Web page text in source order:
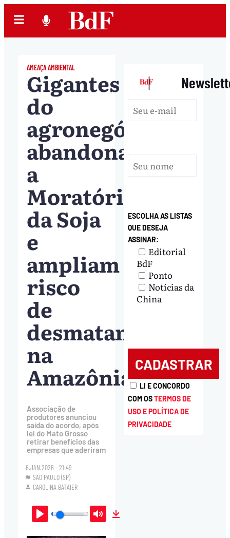
AMEAÇA AMBIENTAL
Gigantes
do
agronegócio
abandonam
a
Moratória
da Soja
e
ampliam
risco
de
desmatamento
na
Amazônia
Associação de
produtores anunciou
saída do acordo, após
lei do Mato Grosso
retirar benefícios das
empresas que aderiram
6.JAN.2026 - 21:49
SÃO PAULO (SP)
CAROLINA BATAIER
Play Mute
|
ESCOLHA AS LISTAS
QUE DESEJA
ASSINAR:
Editorial
BdF
Ponto
Notícias da
China
LI E CONCORDO
COM OSTERMOS DE
USO E POLÍTICA DE
PRIVACIDADE